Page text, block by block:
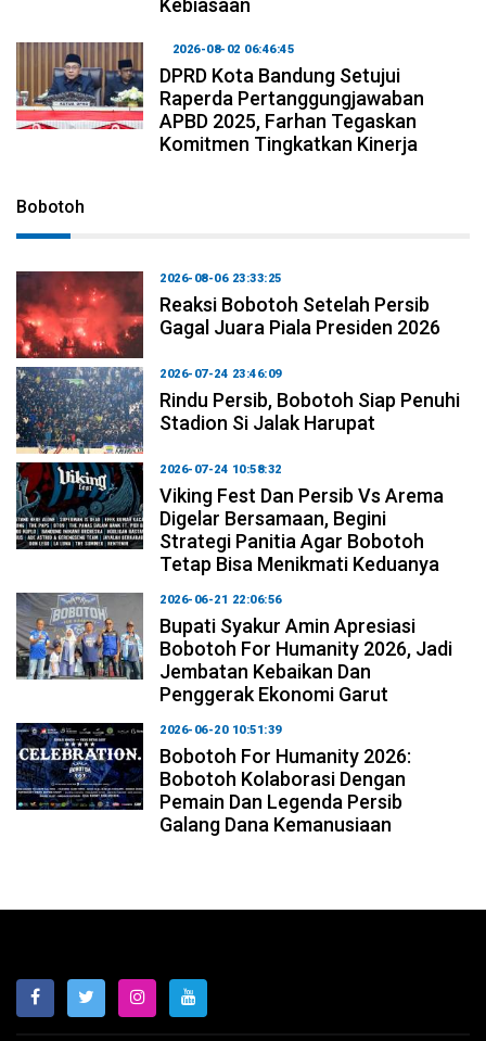
Kebiasaan
2026-08-02 06:46:45
DPRD Kota Bandung Setujui
Raperda Pertanggungjawaban
APBD 2025, Farhan Tegaskan
Komitmen Tingkatkan Kinerja
Bobotoh
2026-08-06 23:33:25
Reaksi Bobotoh Setelah Persib
Gagal Juara Piala Presiden 2026
2026-07-24 23:46:09
Rindu Persib, Bobotoh Siap Penuhi
Stadion Si Jalak Harupat
2026-07-24 10:58:32
Viking Fest Dan Persib Vs Arema
Digelar Bersamaan, Begini
Strategi Panitia Agar Bobotoh
Tetap Bisa Menikmati Keduanya
2026-06-21 22:06:56
Bupati Syakur Amin Apresiasi
Bobotoh For Humanity 2026, Jadi
Jembatan Kebaikan Dan
Penggerak Ekonomi Garut
2026-06-20 10:51:39
Bobotoh For Humanity 2026:
Bobotoh Kolaborasi Dengan
Pemain Dan Legenda Persib
Galang Dana Kemanusiaan